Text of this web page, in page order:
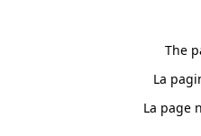
The
La
La page